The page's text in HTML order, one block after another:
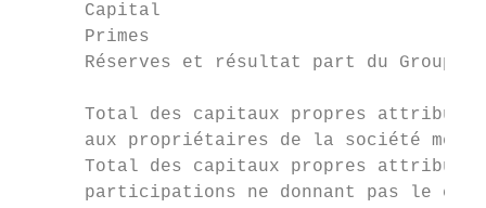
Capital
Primes
Réserves et résultat part du Groupe
Total des capitaux propres
aux propriétaires de la société
Total des capitaux propres
participations ne donnant pas le